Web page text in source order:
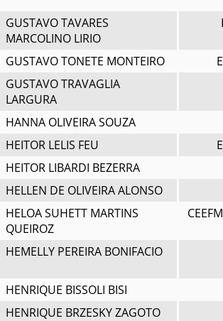
GUSTAVO TAVARES
MARCOLINO LIRIO
GUSTAVO TONETE MONTEIRO
GUSTAVO TRAVAGLIA
LARGURA
HANNA OLIVEIRA SOUZA
HEITOR LELIS FEU
HEITOR LIBARDI BEZERRA
HELLEN DE OLIVEIRA ALONSO
HELOA SUHETT MARTINS
QUEIROZ
HEMELLY PEREIRA BONIFACIO
HENRIQUE BISSOLI BISI
HENRIQUE BRZESKY ZAGOTO